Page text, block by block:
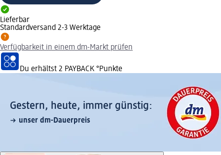
Lieferbar
Standardversand 2-3 Werktage
Verfügbarkeit in einem dm-Markt prüfen
Du erhältst 2 PAYBACK °Punkte
Gestern, heute, immer günstig:
unser dm-Dauerpreis